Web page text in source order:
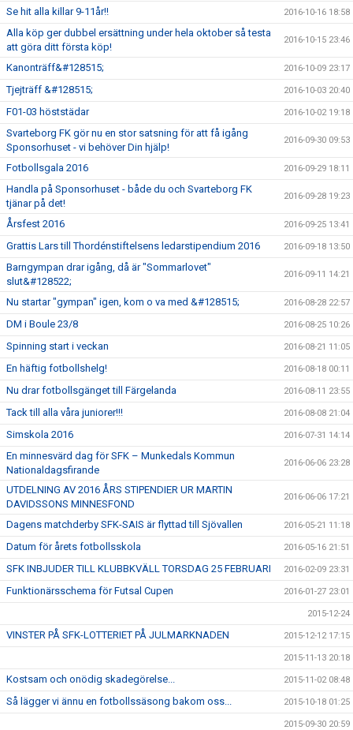
Se hit alla killar 9-11år!! 2016-10-16 18:58
Alla köp ger dubbel ersättning under hela oktober så testa
att göra ditt första köp!
2016-10-15 23:46
Kanonträff&#128515; 2016-10-09 23:17
Tjejträff &#128515; 2016-10-03 20:40
F01-03 höststädar 2016-10-02 19:18
Svarteborg FK gör nu en stor satsning för att få igång
Sponsorhuset - vi behöver Din hjälp!
2016-09-30 09:53
Fotbollsgala 2016 2016-09-29 18:11
Handla på Sponsorhuset - både du och Svarteborg FK
tjänar på det!
2016-09-28 19:23
Årsfest 2016 2016-09-25 13:41
Grattis Lars till Thordénstiftelsens ledarstipendium 2016 2016-09-18 13:50
Barngympan drar igång, då är "Sommarlovet"
slut&#128522;
2016-09-11 14:21
Nu startar "gympan" igen, kom o va med &#128515; 2016-08-28 22:57
DM i Boule 23/8 2016-08-25 10:26
Spinning start i veckan 2016-08-21 11:05
En häftig fotbollshelg! 2016-08-18 00:11
Nu drar fotbollsgänget till Färgelanda 2016-08-11 23:55
Tack till alla våra juniorer!!! 2016-08-08 21:04
Simskola 2016 2016-07-31 14:14
En minnesvärd dag för SFK – Munkedals Kommun
Nationaldagsfirande
2016-06-06 23:28
UTDELNING AV 2016 ÅRS STIPENDIER UR MARTIN
DAVIDSSONS MINNESFOND
2016-06-06 17:21
Dagens matchderby SFK-SAIS är flyttad till Sjövallen 2016-05-21 11:18
Datum för årets fotbollsskola 2016-05-16 21:51
SFK INBJUDER TILL KLUBBKVÄLL TORSDAG 25 FEBRUARI 2016-02-09 23:31
Funktionärsschema för Futsal Cupen 2016-01-27 23:01
2015-12-24
VINSTER PÅ SFK-LOTTERIET PÅ JULMARKNADEN 2015-12-12 17:15
2015-11-13 20:18
Kostsam och onödig skadegörelse... 2015-11-02 08:48
Så lägger vi ännu en fotbollssäsong bakom oss... 2015-10-18 01:25
2015-09-30 20:59